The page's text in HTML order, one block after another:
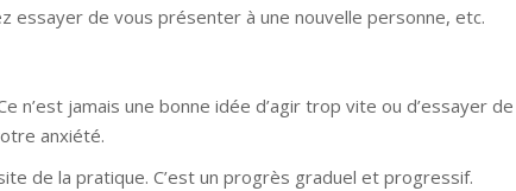
essayer de vous présenter à une nouvelle personne, etc.
n’est jamais une bonne idée d’agir trop vite ou d’essayer de
anxiété.
de la pratique. C’est un progrès graduel et progressif.